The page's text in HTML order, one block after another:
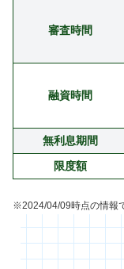
審査時間
融資時間
無利息期間
限度額
※2024/04/09時点の情報